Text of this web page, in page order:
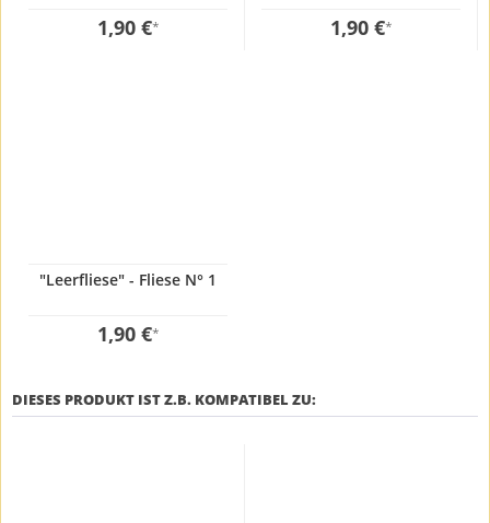
1,90 €* 1,90 €*
"Leerfliese" - Fliese N° 1
1,90 €*
DIESES PRODUKT IST Z.B. KOMPATIBEL ZU: